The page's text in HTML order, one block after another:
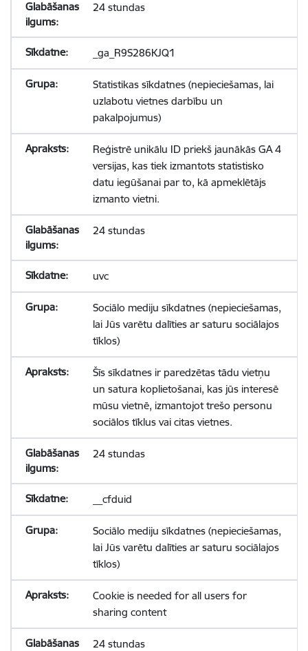
24 stundas
_ga_R9S286KJQ1
Statistikas sīkdatnes (nepieciešamas, lai
uzlabotu vietnes darbību un
pakalpojumus)
Reģistrē unikālu ID priekš jaunākās GA 4
versijas, kas tiek izmantots statistisko
datu iegūšanai par to, kā apmeklētājs
izmanto vietni.
24 stundas
uvc
Sociālo mediju sīkdatnes (nepieciešamas,
lai Jūs varētu dalīties ar saturu sociālajos
tīklos)
Šīs sīkdatnes ir paredzētas tādu vietņu
un satura koplietošanai, kas jūs interesē
mūsu vietnē, izmantojot trešo personu
sociālos tīklus vai citas vietnes.
24 stundas
__cfduid
Sociālo mediju sīkdatnes (nepieciešamas,
lai Jūs varētu dalīties ar saturu sociālajos
tīklos)
Cookie is needed for all users for
sharing content
24 stundas